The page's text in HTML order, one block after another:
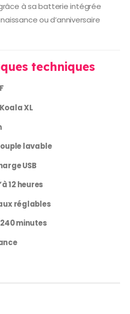
à sa batterie intégrée
ou d’anniversaire
techniques
XL
lavable
USB
12 heures
réglables
minutes